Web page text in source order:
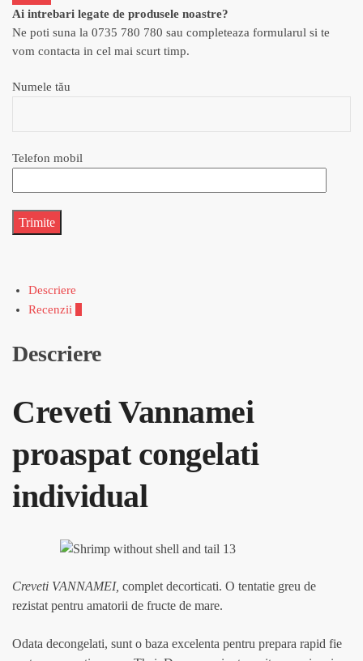
Ai intrebari legate de produsele noastre?
Ne poti suna la 0735 780 780 sau completeaza formularul si te
vom contacta in cel mai scurt timp.
Numele tău
Telefon mobil
Descriere
Recenzii
Descriere
Creveti Vannamei
proaspat congelati
individual
Creveti VANNAMEI, complet decorticati. O tentatie greu de
rezistat pentru amatorii de fructe de mare.
Odata decongelati, sunt o baza excelenta pentru prepara rapid fie